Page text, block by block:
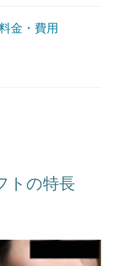
金・費用
トの特長